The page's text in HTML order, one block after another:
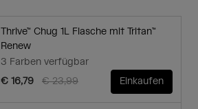
Thrive™ Chug 1L Flasche mit Tritan™
Renew
3 Farben verfügbar
Price reduced from
€ 23,99to
€ 16,79 Einkaufen